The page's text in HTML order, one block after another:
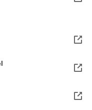
2029 (Quedan 2 años)
2029 (Quedan 2 años)